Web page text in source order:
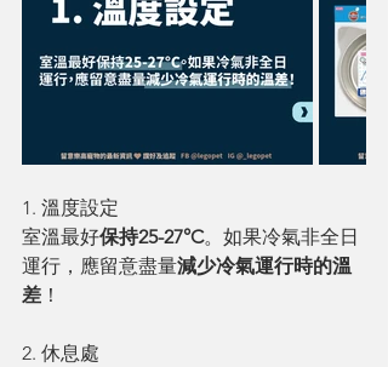
1. 溫度設定
室溫最好保持25-27°C。如果冷氣非全日
運行，應留意盡量減少冷氣運行時的溫
差 ！
2. 休息處